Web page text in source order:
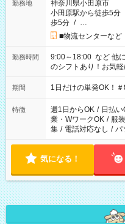
勤務地
神奈川県小田原市
小田原駅から徒歩5分
歩5分 / …
■物流センターな
勤務時間
9:00～18:00 など 他にも ▼10:00～19:00 ▼18:00～21:00 など
のシフトあり！お気軽
期間 1日だけの単発OK！
特徴 週1日からOK / 日払い
業・WワークOK / 服
集 / 電話対応なし / パ
気になる！